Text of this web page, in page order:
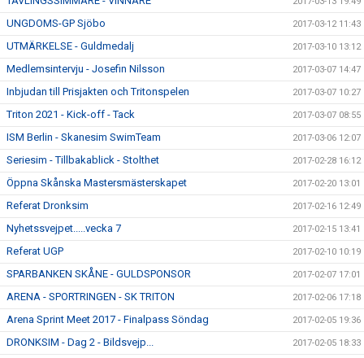
UNGDOMS-GP Sjöbo 2017-03-12 11:43
UTMÄRKELSE - Guldmedalj 2017-03-10 13:12
Medlemsintervju - Josefin Nilsson 2017-03-07 14:47
Inbjudan till Prisjakten och Tritonspelen 2017-03-07 10:27
Triton 2021 - Kick-off - Tack 2017-03-07 08:55
ISM Berlin - Skanesim SwimTeam 2017-03-06 12:07
Seriesim - Tillbakablick - Stolthet 2017-02-28 16:12
Öppna Skånska Mastersmästerskapet 2017-02-20 13:01
Referat Dronksim 2017-02-16 12:49
Nyhetssvejpet.....vecka 7 2017-02-15 13:41
Referat UGP 2017-02-10 10:19
SPARBANKEN SKÅNE - GULDSPONSOR 2017-02-07 17:01
ARENA - SPORTRINGEN - SK TRITON 2017-02-06 17:18
Arena Sprint Meet 2017 - Finalpass Söndag 2017-02-05 19:36
DRONKSIM - Dag 2 - Bildsvejp... 2017-02-05 18:33